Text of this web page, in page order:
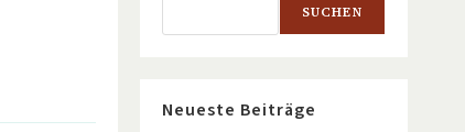
SUCHEN
Neueste Beiträge